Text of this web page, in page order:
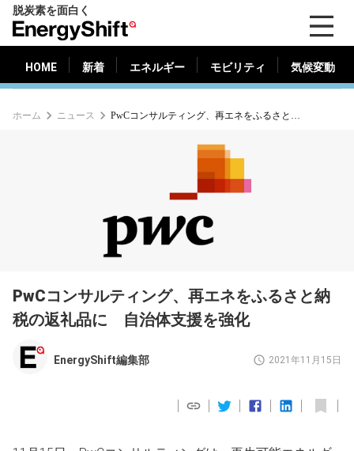
脱炭素を面白く
ナ
ジ
ー
フ
HOME 新着 エネルギー モビリティ 気候変動
新着 エネルギー 気候変動
ホーム ニュース PwCコンサルティング、再エネをふるさと納税の返礼品に 自治体支援を強化
PwCコンサルティング、再エネをふるさと納
税の返礼品に 自治体支援を強化
EnergyShift編集部 2021年11月15日